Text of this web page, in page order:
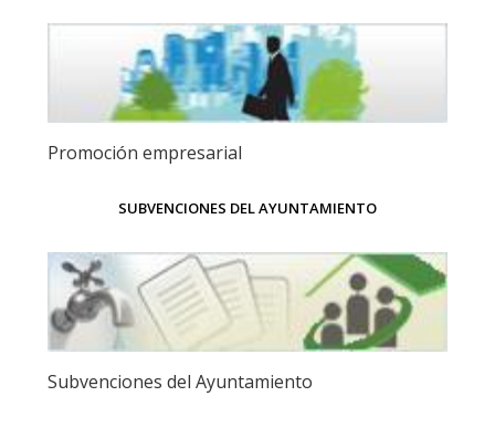
Promoción empresarial
SUBVENCIONES DEL AYUNTAMIENTO
Subvenciones del Ayuntamiento